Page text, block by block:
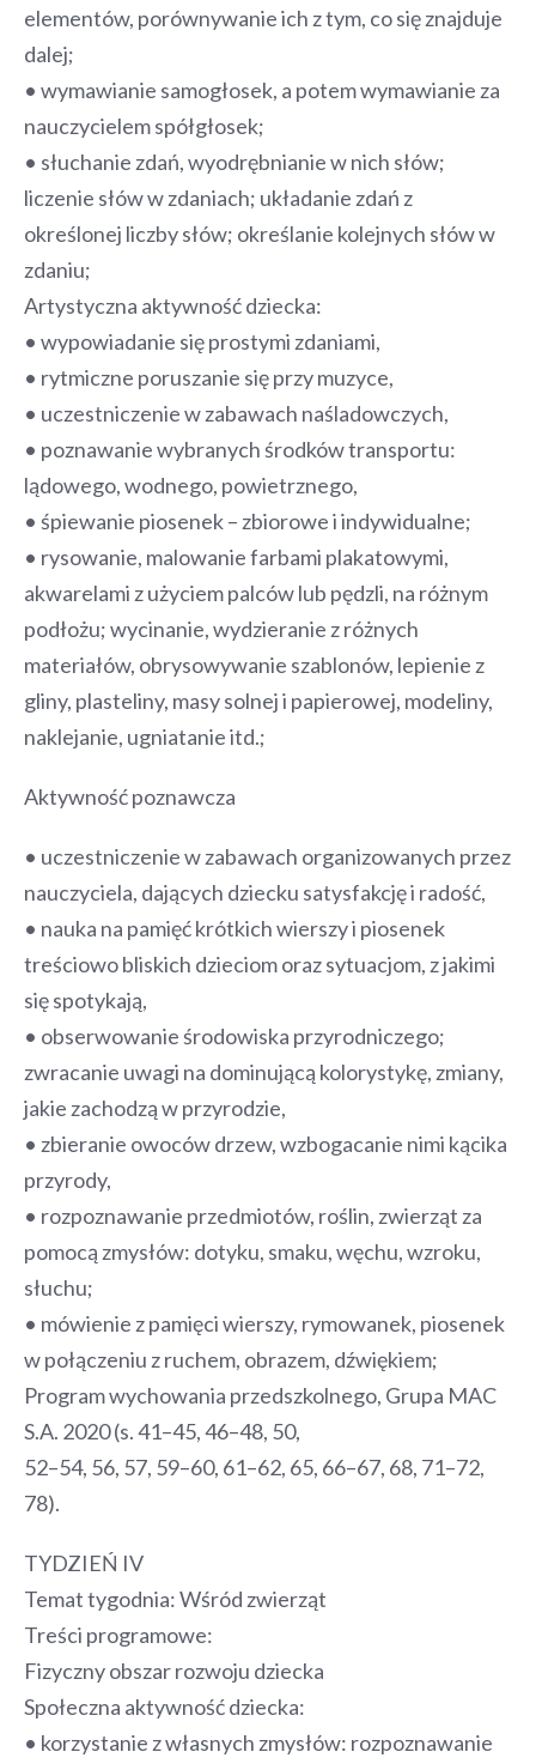
elementów, porównywanie ich z tym, co się znajduje
dalej;
• wymawianie samogłosek, a potem wymawianie za
nauczycielem spółgłosek;
• słuchanie zdań, wyodrębnianie w nich słów;
liczenie słów w zdaniach; układanie zdań z
określonej liczby słów; określanie kolejnych słów w
zdaniu;
Artystyczna aktywność dziecka:
• wypowiadanie się prostymi zdaniami,
• rytmiczne poruszanie się przy muzyce,
• uczestniczenie w zabawach naśladowczych,
• poznawanie wybranych środków transportu:
lądowego, wodnego, powietrznego,
• śpiewanie piosenek – zbiorowe i indywidualne;
• rysowanie, malowanie farbami plakatowymi,
akwarelami z użyciem palców lub pędzli, na różnym
podłożu; wycinanie, wydzieranie z różnych
materiałów, obrysowywanie szablonów, lepienie z
gliny, plasteliny, masy solnej i papierowej, modeliny,
naklejanie, ugniatanie itd.;
Aktywność poznawcza
• uczestniczenie w zabawach organizowanych przez
nauczyciela, dających dziecku satysfakcję i radość,
• nauka na pamięć krótkich wierszy i piosenek
treściowo bliskich dzieciom oraz sytuacjom, z jakimi
się spotykają,
• obserwowanie środowiska przyrodniczego;
zwracanie uwagi na dominującą kolorystykę, zmiany,
jakie zachodzą w przyrodzie,
• zbieranie owoców drzew, wzbogacanie nimi kącika
przyrody,
• rozpoznawanie przedmiotów, roślin, zwierząt za
pomocą zmysłów: dotyku, smaku, węchu, wzroku,
słuchu;
• mówienie z pamięci wierszy, rymowanek, piosenek
w połączeniu z ruchem, obrazem, dźwiękiem;
Program wychowania przedszkolnego, Grupa MAC
S.A. 2020 (s. 41–45, 46–48, 50,
52–54, 56, 57, 59–60, 61–62, 65, 66–67, 68, 71–72,
78).
TYDZIEŃ IV
Temat tygodnia: Wśród zwierząt
Treści programowe:
Fizyczny obszar rozwoju dziecka
Społeczna aktywność dziecka:
• korzystanie z własnych zmysłów: rozpoznawanie